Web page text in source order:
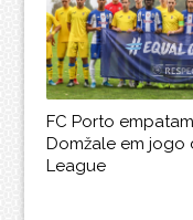
FC Porto
Domžale em jogo
League